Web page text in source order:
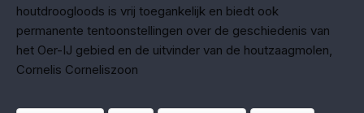
houtdroogloods is vrij toegankelijk en biedt ook
permanente tentoonstellingen over de geschiedenis van
het Oer-IJ gebied en de uitvinder van de houtzaagmolen,
Cornelis Corneliszoon